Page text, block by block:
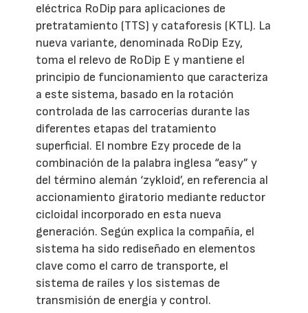
eléctrica RoDip para aplicaciones de
pretratamiento (TTS) y cataforesis (KTL). La
nueva variante, denominada RoDip Ezy,
toma el relevo de RoDip E y mantiene el
principio de funcionamiento que caracteriza
a este sistema, basado en la rotación
controlada de las carrocerías durante las
diferentes etapas del tratamiento
superficial. El nombre Ezy procede de la
combinación de la palabra inglesa “easy” y
del término alemán ‘zykloid’, en referencia al
accionamiento giratorio mediante reductor
cicloidal incorporado en esta nueva
generación. Según explica la compañía, el
sistema ha sido rediseñado en elementos
clave como el carro de transporte, el
sistema de raíles y los sistemas de
transmisión de energía y control.